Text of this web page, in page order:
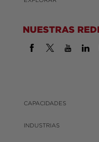
NUESTRAS
CAPACIDADES
INDUSTRIAS